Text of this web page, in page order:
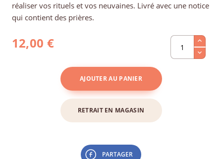
réaliser vos rituels et vos neuvaines. Livré avec une notice
qui contient des prières.
12,00 €
AJOUTER AU PANIER
RETRAIT EN MAGASIN
PARTAGER